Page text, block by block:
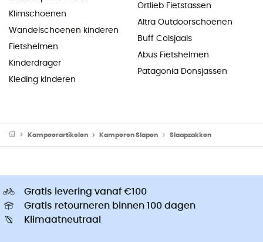
Klimschoenen
Wandelschoenen kinderen
Fietshelmen
Kinderdrager
Kleding kinderen
Ortlieb Fietstassen
Altra Outdoorschoenen
Buff Colsjaals
Abus Fietshelmen
Patagonia Donsjassen
Kampeerartikelen Kamperen Slapen Slaapzakken
Gratis levering vanaf €100
Gratis retourneren binnen 100 dagen
Klimaatneutraal